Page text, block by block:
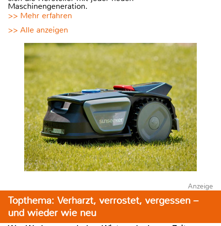
Maschinengeneration.
>> Mehr erfahren
>> Alle anzeigen
Anzeige
Topthema: Verharzt, verrostet, vergessen –
und wieder wie neu